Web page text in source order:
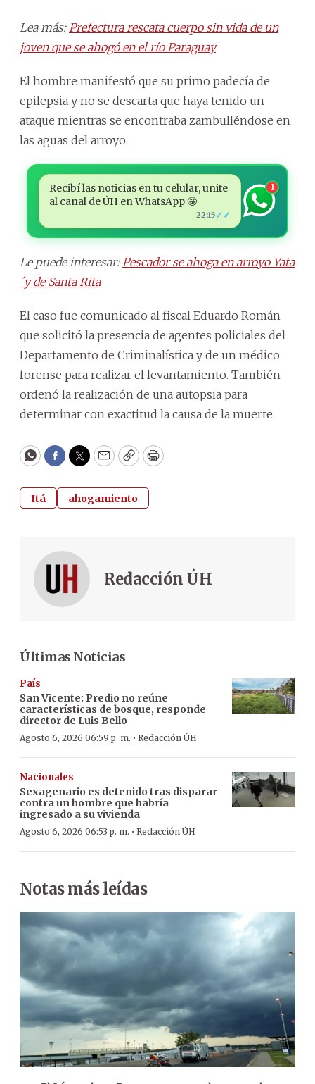
Lea más: Prefectura rescata cuerpo sin vida de un
joven que se ahogó en el río Paraguay
El hombre manifestó que su primo padecía de
epilepsia y no se descarta que haya tenido un
ataque mientras se encontraba zambulléndose en
las aguas del arroyo.
Recibí las noticias en tu celular, unite
al canal de ÚH en WhatsApp 🤩
22:15✓✓
1
Le puede interesar: Pescador se ahoga en arroyo Yata
´y de Santa Rita
El caso fue comunicado al fiscal Eduardo Román
que solicitó la presencia de agentes policiales del
Departamento de Criminalística y de un médico
forense para realizar el levantamiento. También
ordenó la realización de una autopsia para
determinar con exactitud la causa de la muerte.
WhatsApp
Facebook
Twitter
EmailCopyPrint
Itá ahogamiento
Redacción ÚH
Últimas Noticias
País
San Vicente: Predio no reúne
características de bosque, responde
director de Luis Bello
Agosto 6, 2026 06:59 p. m. · Redacción ÚH
Nacionales
Sexagenario es detenido tras disparar
contra un hombre que habría
ingresado a su vivienda
Agosto 6, 2026 06:53 p. m. · Redacción ÚH
Notas más leídas